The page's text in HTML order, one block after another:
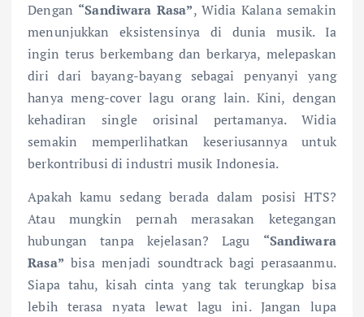
Dengan “Sandiwara Rasa”, Widia Kalana semakin
menunjukkan eksistensinya di dunia musik. Ia
ingin terus berkembang dan berkarya, melepaskan
diri dari bayang-bayang sebagai penyanyi yang
hanya meng-cover lagu orang lain. Kini, dengan
kehadiran single orisinal pertamanya. Widia
semakin memperlihatkan keseriusannya untuk
berkontribusi di industri musik Indonesia.
Apakah kamu sedang berada dalam posisi HTS?
Atau mungkin pernah merasakan ketegangan
hubungan tanpa kejelasan? Lagu “Sandiwara
Rasa” bisa menjadi soundtrack bagi perasaanmu.
Siapa tahu, kisah cinta yang tak terungkap bisa
lebih terasa nyata lewat lagu ini. Jangan lupa